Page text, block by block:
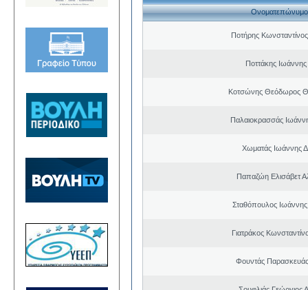
Ονοματεπώνυμο
Ποτήρης
Ποττάκης
Κοτσώνης Θεόδωρος
Παλαιοκρασσάς
Χωματάς Ιωάννης
Παπαζώη Ελισάβετ
Σταθόπουλος
Γιατράκος
Φουντάς